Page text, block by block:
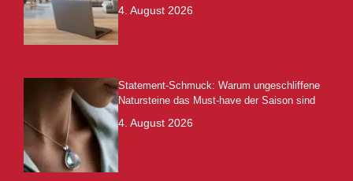
4. August 2026
Statement-Schmuck: Warum ungeschliffene
Natursteine das Must-have der Saison sind
4. August 2026